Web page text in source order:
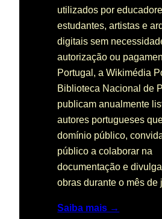
utilizados por
estudantes, artistas e
digitais sem
autorização ou
Portugal, a Wikimédia
Biblioteca Nacional de
publicam anualmente
autores portugueses
domínio público,
público a colaborar na
documentação e
obras durante o mês de
Saiba mais →